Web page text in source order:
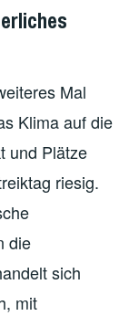
Mal
Klima auf die
und Plätze
riesig.
die
sich
mit